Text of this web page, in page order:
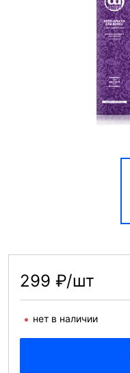
299 ₽/шт
нет в наличии